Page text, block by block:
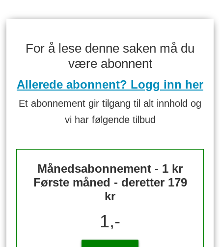
For å lese denne saken må du
være abonnent
Allerede abonnent? Logg inn her
Et abonnement gir tilgang til alt innhold og
vi har følgende tilbud
Månedsabonnement - 1 kr
Første måned - deretter 179
kr
1,-